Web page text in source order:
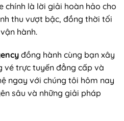
chính là lời giải hoàn hảo cho
thu vượt bậc, đồng thời tối
hành.
đồng hành cùng bạn xây
vé trực tuyến đẳng cấp và
ngay với chúng tôi hôm nay
sâu và những giải pháp